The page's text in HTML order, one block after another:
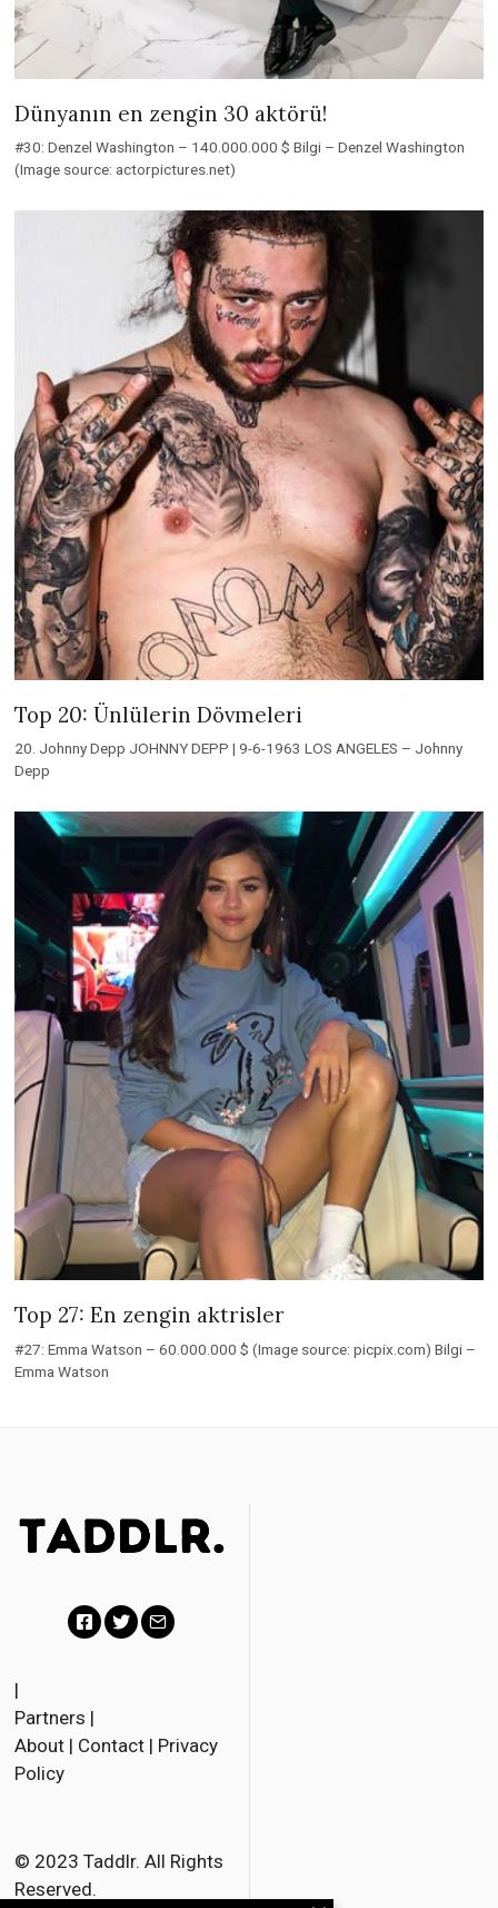
Dünyanın en zengin 30 aktörü!
#30: Denzel Washington – 140.000.000 $ Bilgi – Denzel Washington
(Image source: actorpictures.net)
Top 20: Ünlülerin Dövmeleri
20. Johnny Depp JOHNNY DEPP | 9-6-1963 LOS ANGELES – Johnny
Depp
Top 27: En zengin aktrisler
#27: Emma Watson – 60.000.000 $ (Image source: picpix.com) Bilgi –
Emma Watson
|
Partners |
About | Contact | Privacy
Policy
© 2023 Taddlr. All Rights
Reserved.